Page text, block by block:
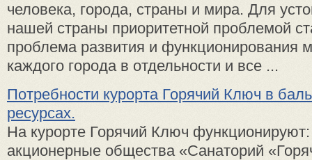
человека, города, страны и мира. Для
нашей страны приоритетной проблемой
проблема развития и функционирования
каждого города в отдельности и все ...
Потребности курорта Горячий Ключ в
ресурсах.
На курорте Горячий Ключ
акционерные общества «Санаторий